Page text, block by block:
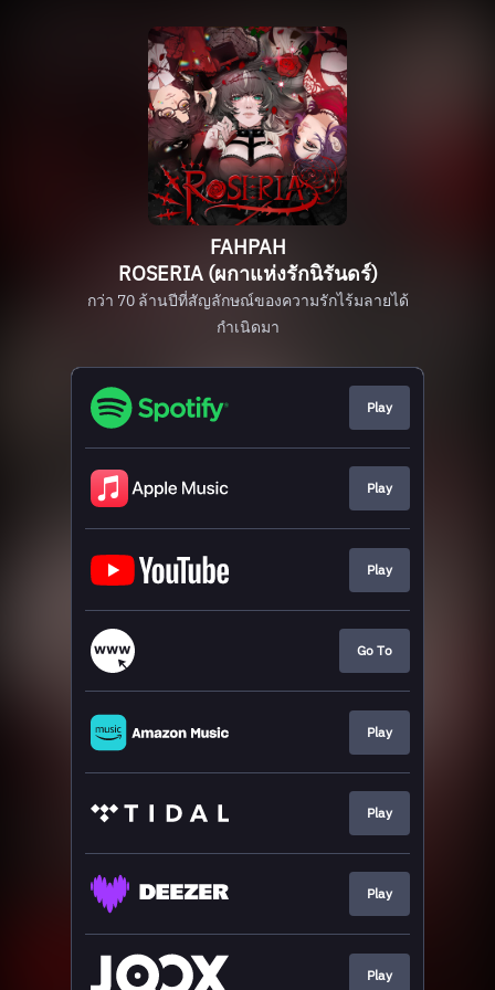
FAHPAH
ROSERIA (ผกาแห่งรักนิรันดร์)
กว่า 70 ล้านปีที่สัญลักษณ์ของความรักไร้มลายได้
กำเนิดมา
Play
Play
Play
Go To
Play
Play
Play
Play